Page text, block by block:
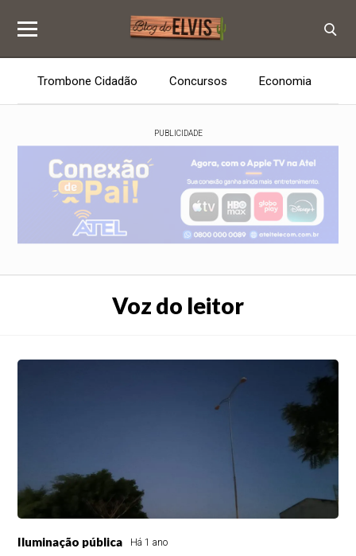
Trombone Cidadão Concursos Economia
PUBLICIDADE
Voz do leitor
Iluminação pública Há 1 ano